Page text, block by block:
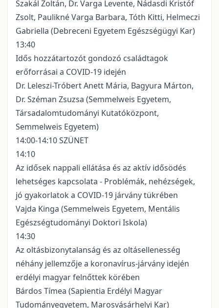
Szakál Zoltán, Dr. Varga Levente, Nádasdi Kristóf
Zsolt, Paulikné Varga Barbara, Tóth Kitti, Helmeczi
Gabriella (Debreceni Egyetem Egészségügyi Kar)
13:40
Idős hozzátartozót gondozó családtagok
erőforrásai a COVID-19 idején
Dr. Leleszi-Tróbert Anett Mária, Bagyura Márton,
Dr. Széman Zsuzsa (Semmelweis Egyetem,
Társadalomtudományi Kutatóközpont,
Semmelweis Egyetem)
14:00-14:10 SZÜNET
14:10
Az idősek nappali ellátása és az aktív idősödés
lehetséges kapcsolata - Problémák, nehézségek,
jó gyakorlatok a COVID-19 járvány tükrében
Vajda Kinga (Semmelweis Egyetem, Mentális
Egészségtudományi Doktori Iskola)
14:30
Az oltásbizonytalanság és az oltásellenesség
néhány jellemzője a koronavírus-járvány idején
erdélyi magyar felnőttek körében
Bárdos Tímea (Sapientia Erdélyi Magyar
Tudományegyetem, Marosvásárhelyi Kar)